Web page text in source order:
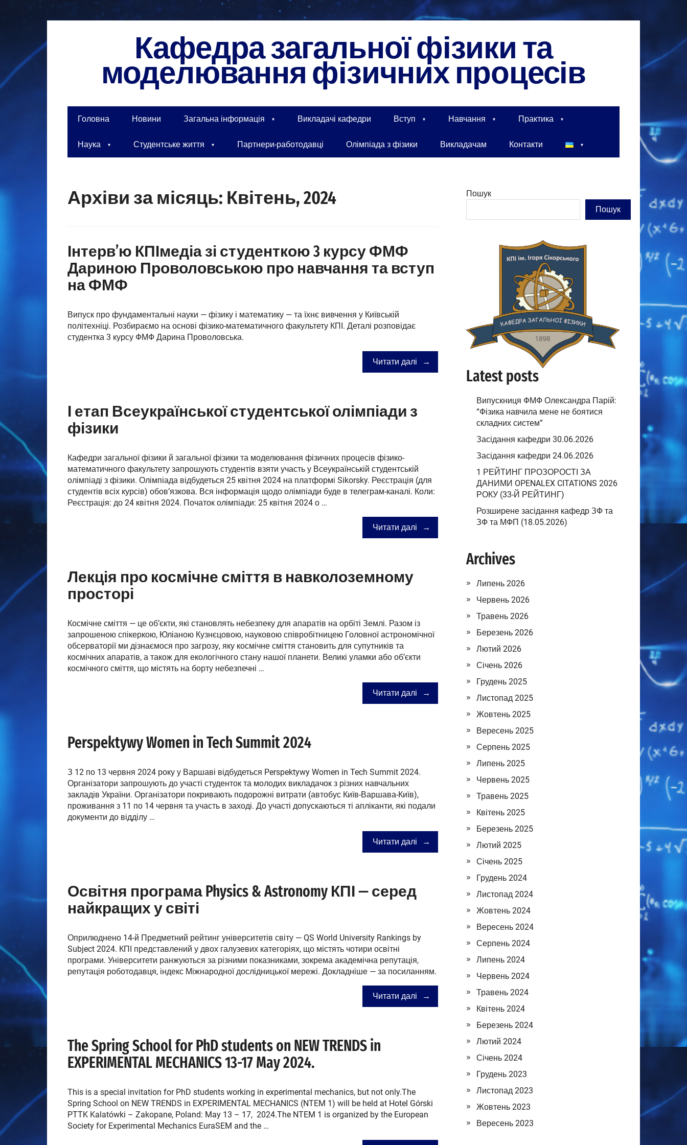
Кафедра загальної фізики та
моделювання фізичних процесів
Головна Новини Загальна інформація Викладачі кафедри Вступ Навчання Практика
Наука Студентське життя Партнери-работодавці Олімпіада з фізики Викладачам Контакти
Архіви за місяць: Квітень, 2024
Інтерв’ю КПІмедіа зі студенткою 3 курсу ФМФ
Дариною Проволовською про навчання та вступ
на ФМФ
Випуск про фундаментальні науки — фізику і математику — та їхнє вивчення у Київській
політехніці. Розбираємо на основі фізико-математичного факультету КПІ. Деталі розповідає
студентка 3 курсу ФМФ Дарина Проволовська.
Читати далі
І етап Всеукраїнської студентської олімпіади з
фізики
Кафедри загальної фізики й загальної фізики та моделювання фізичних процесів фізико-
математичного факультету запрошують студентів взяти участь у Всеукраїнській студентській
олімпіаді з фізики. Олімпіада відбудеться 25 квітня 2024 на платформі Sikorsky. Реєстрація (для
студентів всіх курсів) обов’язкова. Вся інформація щодо олімпіади буде в телеграм-каналі. Коли:
Реєстрація: до 24 квітня 2024. Початок олімпіади: 25 квітня 2024 о …
Читати далі
Лекція про космічне сміття в навколоземному
просторі
Космічне сміття — це об’єкти, які становлять небезпеку для апаратів на орбіті Землі. Разом із
запрошеною спікеркою, Юліаною Кузнєцовою, науковою співробітницею Головної астрономічної
обсерваторії ми дізнаємося про загрозу, яку космічне сміття становить для супутників та
космічних апаратів, а також для екологічного стану нашої планети. Великі уламки або об’єкти
космічного сміття, що містять на борту небезпечні …
Читати далі
Perspektywy Women in Tech Summit 2024
З 12 по 13 червня 2024 року у Варшаві відбудеться Perspektywy Women in Tech Summit 2024.
Організатори запрошують до участі студенток та молодих викладачок з різних навчальних
закладів України. Організатори покривають подорожні витрати (автобус Київ-Варшава-Київ),
проживання з 11 по 14 червня та участь в заході. До участі допускаються ті апліканти, які подали
документи до відділу …
Читати далі
Освітня програма Physics & Astronomy КПІ — серед
найкращих у світі
Оприлюднено 14-й Предметний рейтинг університетів світу — QS World University Rankings by
Subject 2024. КПІ представлений у двох галузевих категоріях, що містять чотири освітні
програми. Університети ранжуються за різними показниками, зокрема академічна репутація,
репутація роботодавця, індекс Міжнародної дослідницької мережі. Докладніше — за посиланням.
Читати далі
The Spring School for PhD students on NEW TRENDS in
EXPERIMENTAL MECHANICS 13-17 May 2024.
This is a special invitation for PhD students working in experimental mechanics, but not only.The
Spring School on NEW TRENDS in EXPERIMENTAL MECHANICS (NTEM 1) will be held at Hotel Górski
PTTK Kalatówki – Zakopane, Poland: May 13 – 17, 2024.The NTEM 1 is organized by the European
Society for Experimental Mechanics EuraSEM and the …
Пошук
Пошук
Latest posts
Випускниця ФМФ Олександра Парій:
“Фізика навчила мене не боятися
складних систем”
Засідання кафедри 30.06.2026
Засідання кафедри 24.06.2026
1 РЕЙТИНГ ПРОЗОРОСТІ ЗА
ДАНИМИ OPENALEX CITATIONS 2026
РОКУ (33-Й РЕЙТИНГ)
Розширене засідання кафедр ЗФ та
ЗФ та МФП (18.05.2026)
Archives
Липень 2026
Червень 2026
Травень 2026
Березень 2026
Лютий 2026
Січень 2026
Грудень 2025
Листопад 2025
Жовтень 2025
Вересень 2025
Серпень 2025
Липень 2025
Червень 2025
Травень 2025
Квітень 2025
Березень 2025
Лютий 2025
Січень 2025
Грудень 2024
Листопад 2024
Жовтень 2024
Вересень 2024
Серпень 2024
Липень 2024
Червень 2024
Травень 2024
Квітень 2024
Березень 2024
Лютий 2024
Січень 2024
Грудень 2023
Листопад 2023
Жовтень 2023
Вересень 2023